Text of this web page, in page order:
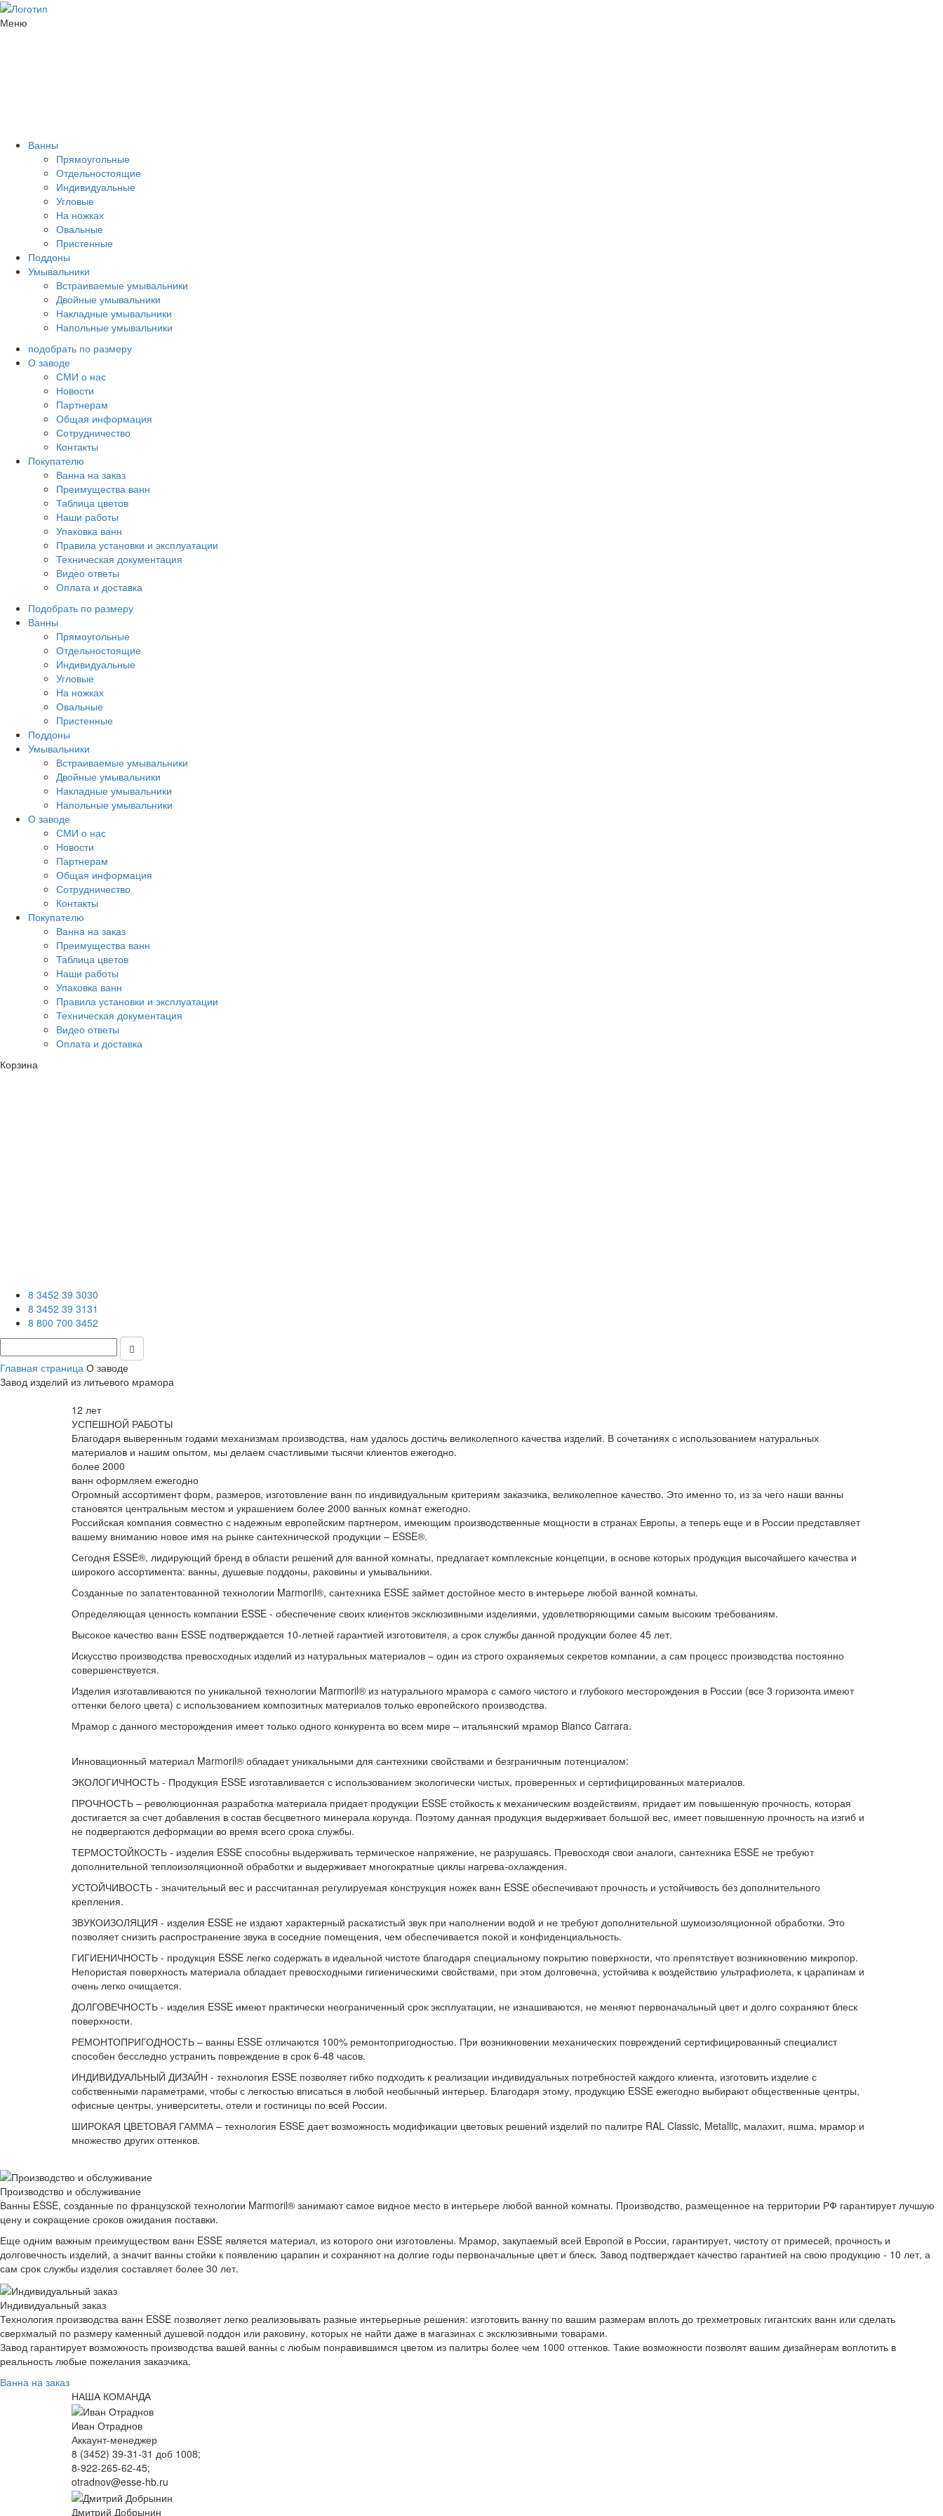
Меню
Ванны
Прямоугольные
Отдельностоящие
Индивидуальные
Угловые
На ножках
Овальные
Пристенные
Поддоны
Умывальники
Встраиваемые умывальники
Двойные умывальники
Накладные умывальники
Напольные умывальники
подобрать по размеру
О заводе
СМИ о нас
Новости
Партнерам
Общая информация
Сотрудничество
Контакты
Покупателю
Ванна на заказ
Преимущества ванн
Таблица цветов
Наши работы
Упаковка ванн
Правила установки и эксплуатации
Техническая документация
Видео ответы
Оплата и доставка
Подобрать по размеру
Ванны
Прямоугольные
Отдельностоящие
Индивидуальные
Угловые
На ножках
Овальные
Пристенные
Поддоны
Умывальники
Встраиваемые умывальники
Двойные умывальники
Накладные умывальники
Напольные умывальники
О заводе
СМИ о нас
Новости
Партнерам
Общая информация
Сотрудничество
Контакты
Покупателю
Ванна на заказ
Преимущества ванн
Таблица цветов
Наши работы
Упаковка ванн
Правила установки и эксплуатации
Техническая документация
Видео ответы
Оплата и доставка
Корзина
8 3452 39 3030
8 3452 39 3131
8 800 700 3452
Главная страница О заводе
Завод изделий из литьевого мрамора
12 лет
УСПЕШНОЙ РАБОТЫ
Благодаря выверенным годами механизмам производства, нам удалось достичь великолепного качества изделий. В сочетаниях с использованием натуральных
материалов и нашим опытом, мы делаем счастливыми тысячи клиентов ежегодно.
более 2000
ванн оформляем ежегодно
Огромный ассортимент форм, размеров, изготовление ванн по индивидуальным критериям заказчика, великолепное качество. Это именно то, из за чего наши ванны
становятся центральным местом и украшением более 2000 ванных комнат ежегодно.
Российская компания совместно с надежным европейским партнером, имеющим производственные мощности в странах Европы, а теперь еще и в России представляет
вашему вниманию новое имя на рынке сантехнической продукции – ESSE®.
Сегодня ESSE®, лидирующий бренд в области решений для ванной комнаты, предлагает комплексные концепции, в основе которых продукция высочайшего качества и
широкого ассортимента: ванны, душевые поддоны, раковины и умывальники.
Созданные по запатентованной технологии Marmoril®, сантехника ESSE займет достойное место в интерьере любой ванной комнаты.
Определяющая ценность компании ESSE - обеспечение своих клиентов эксклюзивными изделиями, удовлетворяющими самым высоким требованиям.
Высокое качество ванн ESSE подтверждается 10-летней гарантией изготовителя, а срок службы данной продукции более 45 лет.
Искусство производства превосходных изделий из натуральных материалов – один из строго охраняемых секретов компании, а сам процесс производства постоянно
совершенствуется.
Изделия изготавливаются по уникальной технологии Marmoril® из натурального мрамора с самого чистого и глубокого месторождения в России (все 3 горизонта имеют
оттенки белого цвета) с использованием композитных материалов только европейского производства.
Мрамор с данного месторождения имеет только одного конкурента во всем мире – итальянский мрамор Bianco Carrara.
Инновационный материал Marmoril® обладает уникальными для сантехники свойствами и безграничным потенциалом:
ЭКОЛОГИЧНОСТЬ - Продукция ESSE изготавливается с использованием экологически чистых, проверенных и сертифицированных материалов.
ПРОЧНОСТЬ – революционная разработка материала придает продукции ESSE стойкость к механическим воздействиям, придает им повышенную прочность, которая
достигается за счет добавления в состав бесцветного минерала корунда. Поэтому данная продукция выдерживает большой вес, имеет повышенную прочность на изгиб и
не подвергаются деформации во время всего срока службы.
ТЕРМОСТОЙКОСТЬ - изделия ESSE способны выдерживать термическое напряжение, не разрушаясь. Превосходя свои аналоги, сантехника ESSE не требуют
дополнительной теплоизоляционной обработки и выдерживает многократные циклы нагрева-охлаждения.
УСТОЙЧИВОСТЬ - значительный вес и рассчитанная регулируемая конструкция ножек ванн ESSE обеспечивают прочность и устойчивость без дополнительного
крепления.
ЗВУКОИЗОЛЯЦИЯ - изделия ESSE не издают характерный раскатистый звук при наполнении водой и не требуют дополнительной шумоизоляционной обработки. Это
позволяет снизить распространение звука в соседние помещения, чем обеспечивается покой и конфиденциальность.
ГИГИЕНИЧНОСТЬ - продукция ESSE легко содержать в идеальной чистоте благодаря специальному покрытию поверхности, что препятствует возникновению микропор.
Непористая поверхность материала обладает превосходными гигиеническими свойствами, при этом долговечна, устойчива к воздействию ультрафиолета, к царапинам и
очень легко очищается.
ДОЛГОВЕЧНОСТЬ - изделия ESSE имеют практически неограниченный срок эксплуатации, не изнашиваются, не меняют первоначальный цвет и долго сохраняют блеск
поверхности.
РЕМОНТОПРИГОДНОСТЬ – ванны ESSE отличаются 100% ремонтопригодностью. При возникновении механических повреждений сертифицированный специалист
способен бесследно устранить повреждение в срок 6-48 часов.
ИНДИВИДУАЛЬНЫЙ ДИЗАЙН - технология ESSE позволяет гибко подходить к реализации индивидуальных потребностей каждого клиента, изготовить изделие с
собственными параметрами, чтобы с легкостью вписаться в любой необычный интерьер. Благодаря этому, продукцию ESSE ежегодно выбирают общественные центры,
офисные центры, университеты, отели и гостиницы по всей России.
ШИРОКАЯ ЦВЕТОВАЯ ГАММА – технология ESSE дает возможность модификации цветовых решений изделий по палитре RAL Classic, Metallic, малахит, яшма, мрамор и
множество других оттенков.
Производство и обслуживание
Ванны ESSE, созданные по французской технологии Marmoril® занимают самое видное место в интерьере любой ванной комнаты. Производство, размещенное на территории РФ гарантирует лучшую
цену и сокращение сроков ожидания поставки.
Еще одним важным преимуществом ванн ESSE является материал, из которого они изготовлены. Мрамор, закупаемый всей Европой в России, гарантирует, чистоту от примесей, прочность и
долговечность изделий, а значит ванны стойки к появлению царапин и сохраняют на долгие годы первоначальные цвет и блеск. Завод подтверждает качество гарантией на свою продукцию - 10 лет, а
сам срок службы изделия составляет более 30 лет.
Индивидуальный заказ
Технология производства ванн ESSE позволяет легко реализовывать разные интерьерные решения: изготовить ванну по вашим размерам вплоть до трехметровых гигантских ванн или сделать
сверхмалый по размеру каменный душевой поддон или раковину, которых не найти даже в магазинах с эксклюзивными товарами.
Завод гарантирует возможность производства вашей ванны с любым понравившимся цветом из палитры более чем 1000 оттенков. Такие возможности позволят вашим дизайнерам воплотить в
реальность любые пожелания заказчика.
Ванна на заказ
НАША КОМАНДА
Иван Отраднов
Аккаунт-менеджер
8 (3452) 39-31-31 доб 1008;
8-922-265-62-45;
otradnov@esse-hb.ru
Дмитрий Добрынин